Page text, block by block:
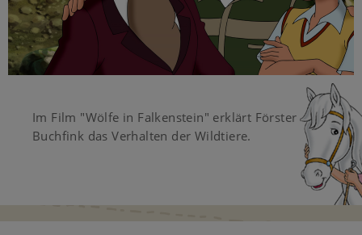
Video
Im Film "Wölfe in Falkenstein" erklärt Förster
Buchfink das Verhalten der Wildtiere.